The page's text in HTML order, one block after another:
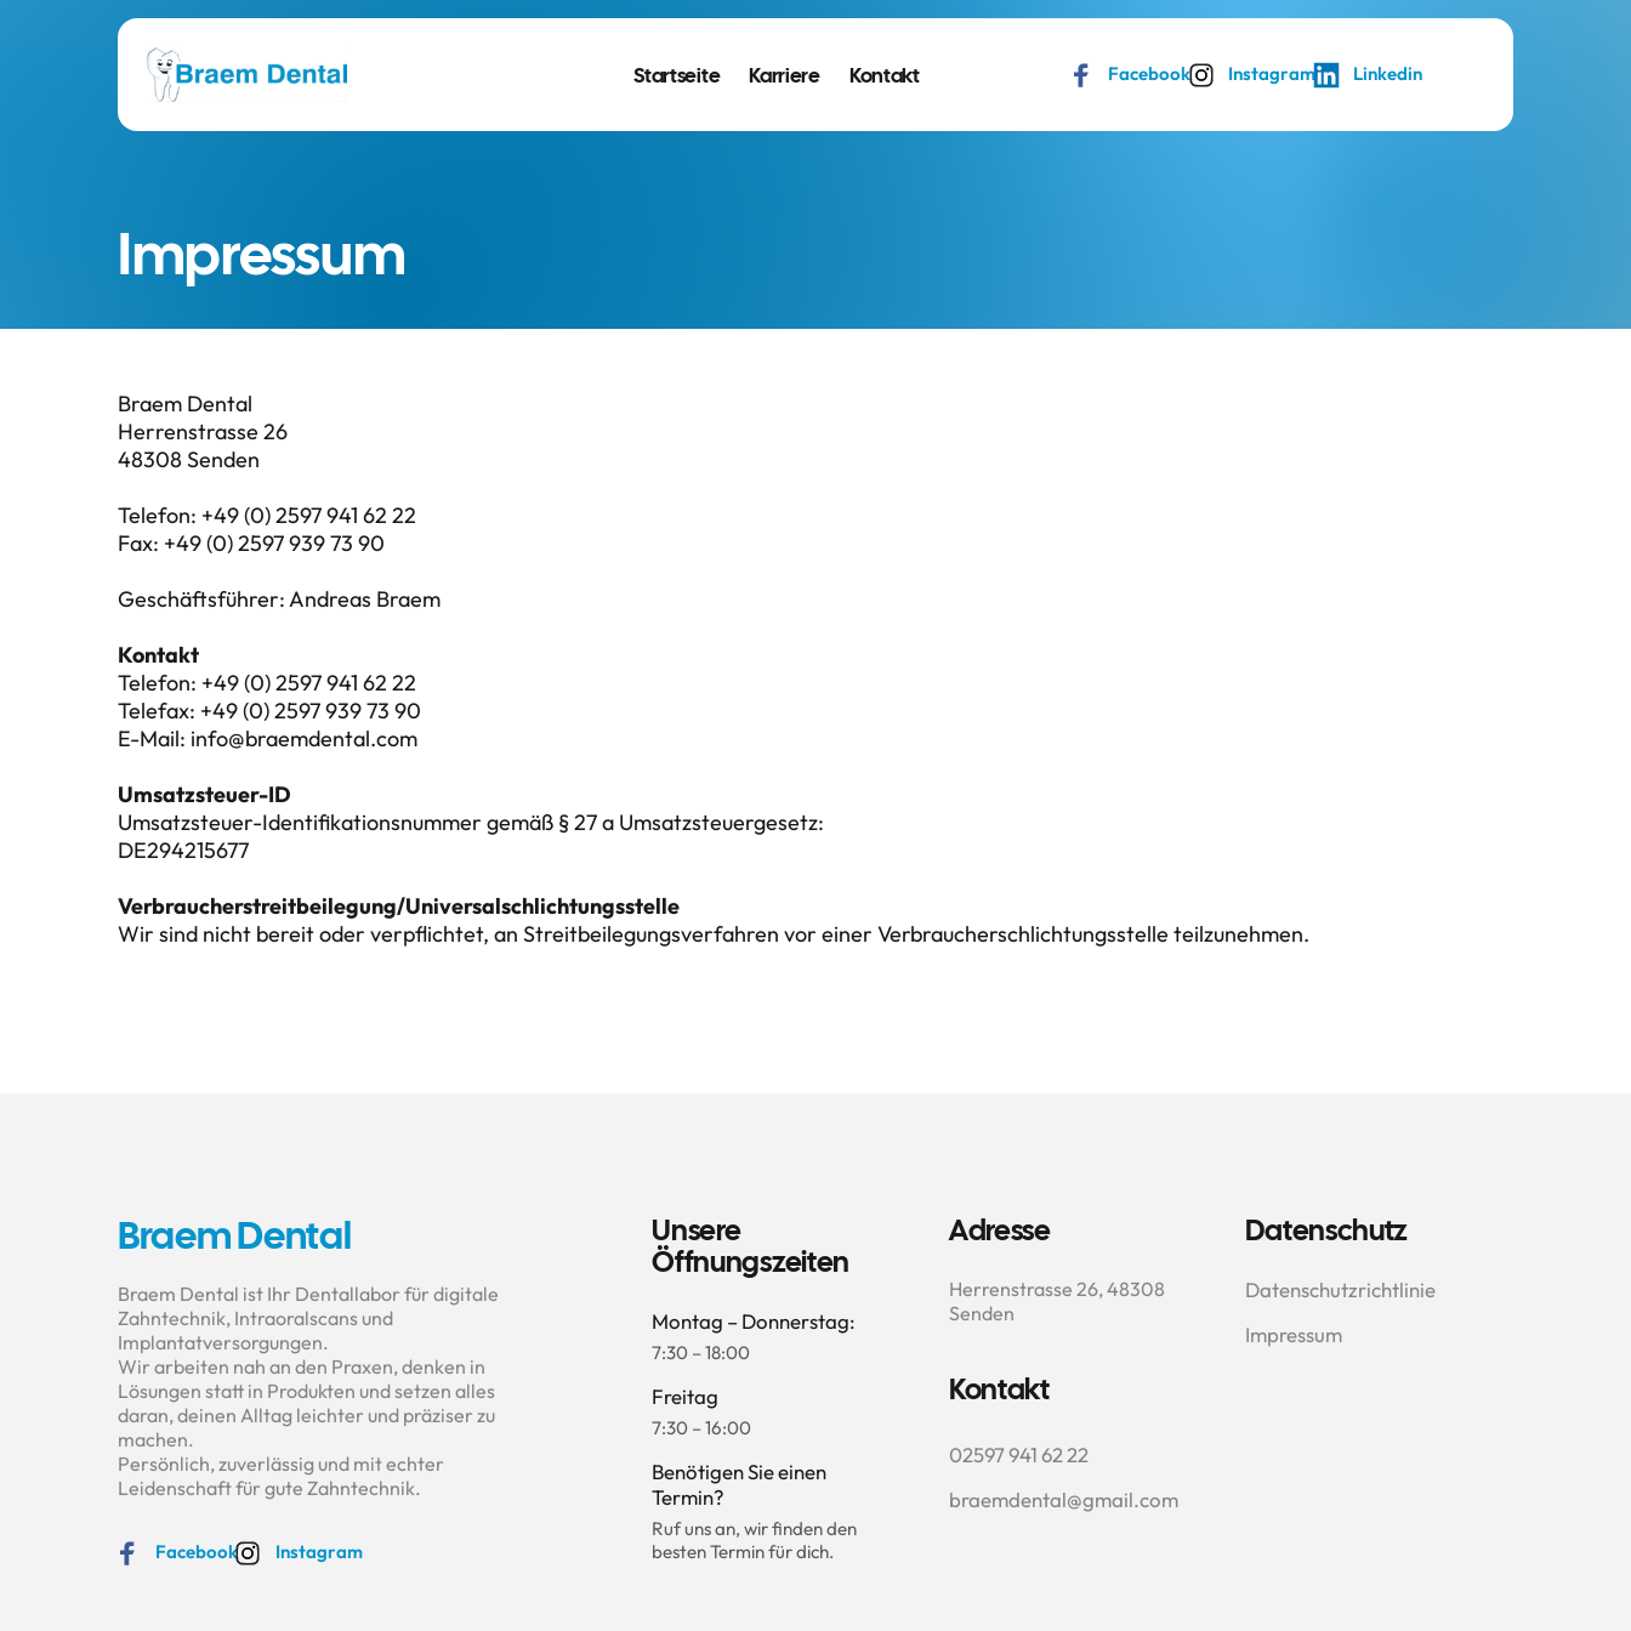
Startseite Karriere Kontakt Facebook Instagram Linkedin
Impressum
Braem Dental
Herrenstrasse 26
48308 Senden
Telefon: +49 (0) 2597 941 62 22
Fax: +49 (0) 2597 939 73 90
Geschäftsführer: Andreas Braem
Kontakt
Telefon: +49 (0) 2597 941 62 22
Telefax: +49 (0) 2597 939 73 90
E-Mail: info@braemdental.com
Umsatzsteuer-Identifikationsnummer gemäß § 27 a Umsatzsteuergesetz:
DE294215677
Wir sind nicht bereit oder verpflichtet, an Streitbeilegungsverfahren vor einer Verbraucherschlichtungsstelle teilzunehmen.
Braem Dental
Braem Dental ist Ihr Dentallabor für digitale
Zahntechnik, Intraoralscans und
Implantatversorgungen.
Wir arbeiten nah an den Praxen, denken in
Lösungen statt in Produkten und setzen alles
daran, deinen Alltag leichter und präziser zu
machen.
Persönlich, zuverlässig und mit echter
Leidenschaft für gute Zahntechnik.
Facebook Instagram
Unsere
Öffnungszeiten
Montag – Donnerstag:
7:30 – 18:00
Freitag
7:30 – 16:00
Benötigen Sie einen
Termin?
Ruf uns an, wir finden den
besten Termin für dich.
Adresse
Herrenstrasse 26, 48308
Senden
Kontakt
02597 941 62 22
braemdental@gmail.com
Datenschutz
Datenschutzrichtlinie
Impressum